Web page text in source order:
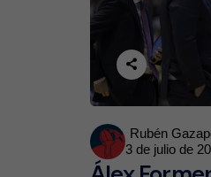
Posted
by
Rubén
3 de julio de